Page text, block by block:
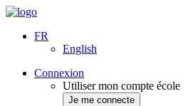
FR
English
Connexion
Utiliser mon compte école
Je me connecte